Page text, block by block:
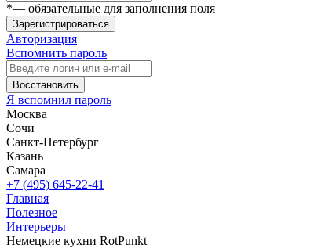
*— обязательные для заполнения поля
Зарегистрироваться
Авторизация
Вспомнить пароль
Восстановить
Я вспомнил пароль
Москва
Сочи
Санкт-Петербург
Казань
Самара
+7 (495) 645-22-41
Главная
Полезное
Интерьеры
Немецкие кухни RotPunkt